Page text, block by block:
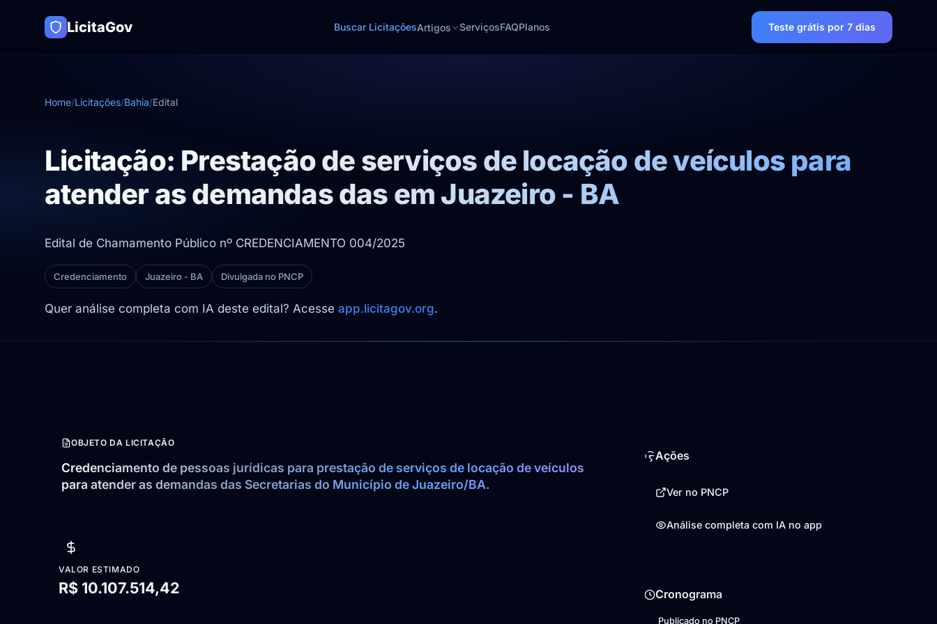
LicitaGov Buscar LicitaçõesArtigos ServiçosFAQPlanos Teste grátis por 7 dias
Home/Licitações/Bahia/Edital
Licitação: Prestação de serviços de locação de veículos para
atender as demandas das em Juazeiro - BA
Edital de Chamamento Público nº CREDENCIAMENTO 004/2025
Credenciamento Juazeiro - BA Divulgada no PNCP
Quer análise completa com IA deste edital? Acesse app.licitagov.org.
OBJETO DA LICITAÇÃO
Credenciamento de pessoas jurídicas para prestação de serviços de locação de veículos
para atender as demandas das Secretarias do Município de Juazeiro/BA.
VALOR ESTIMADO
R$ 10.107.514,42
Ações
Ver no PNCP
Análise completa com IA no app
Cronograma
Publicado no PNCP